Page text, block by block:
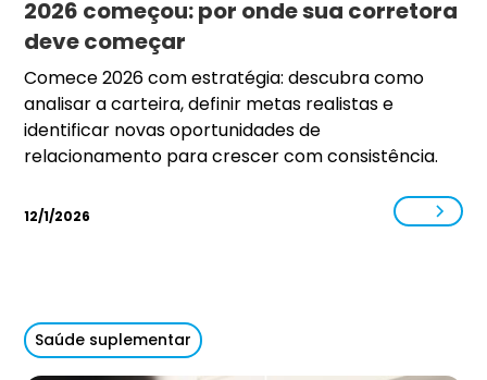
2026 começou: por onde sua corretora
deve começar
Comece 2026 com estratégia: descubra como
analisar a carteira, definir metas realistas e
identificar novas oportunidades de
relacionamento para crescer com consistência.
12/1/2026
Saúde suplementar